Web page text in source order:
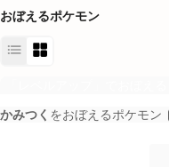
おぼえるポケモン
かみつく をおぼえるポケモン